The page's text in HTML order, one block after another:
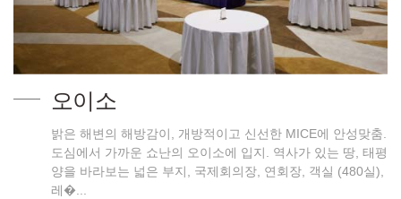
오이소
밝은 해변의 해방감이, 개방적이고 신선한 MICE에 안성맞춤.
도심에서 가까운 쇼난의 오이소에 입지. 역사가 있는 땅, 태평
양을 바라보는 넓은 부지, 국제회의장, 연회장, 객실 (480실),
레�...